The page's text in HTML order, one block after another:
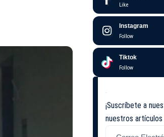
Like
Instagram
Follow
Tiktok
Follow
¡Suscríbete a
nuestros